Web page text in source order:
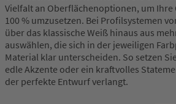
Vielfalt an Oberflächenoptionen, um Ihre
100 % umzusetzen. Bei Profilsystemen
über das klassische Weiß hinaus aus
auswählen, die sich in der jeweiligen
Material klar unterscheiden. So setzen
edle Akzente oder ein kraftvolles
der perfekte Entwurf verlangt.